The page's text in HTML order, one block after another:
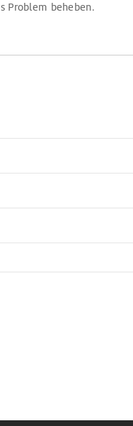
Problem beheben.